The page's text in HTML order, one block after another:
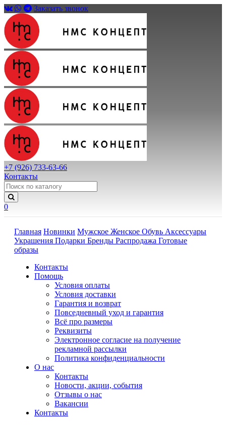
Заказать звонок
+7 (926) 733-63-66
Контакты
0
Главная Новинки Мужское Женское Обувь Аксессуары
Украшения Подарки Бренды Распродажа Готовые
образы
Контакты
Помощь
Условия оплаты
Условия доставки
Гарантия и возврат
Повседневный уход и гарантия
Всё про размеры
Реквизиты
Электронное согласие на получение
рекламной рассылки
Политика конфиденциальности
О нас
Контакты
Новости, акции, события
Отзывы о нас
Вакансии
Контакты